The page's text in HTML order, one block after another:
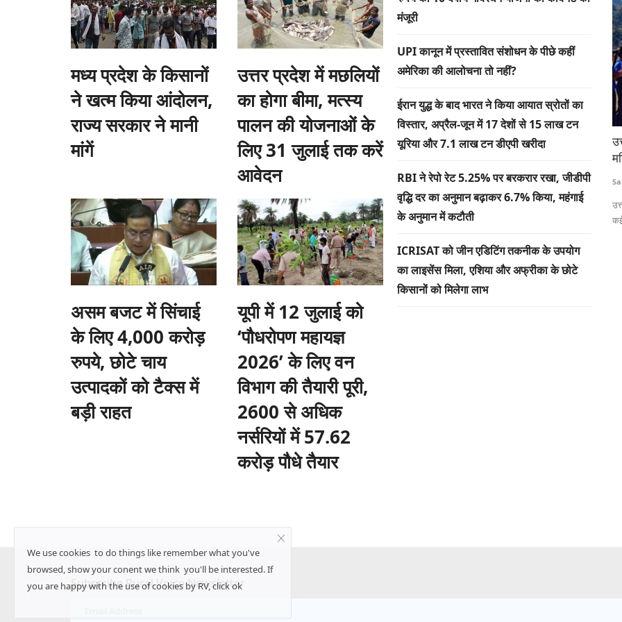
मध्य प्रदेश के किसानों
ने खत्म किया आंदोलन,
राज्य सरकार ने मानी
मांगें
उत्तर प्रदेश में मछलियों
का होगा बीमा, मत्स्य
पालन की योजनाओं के
लिए 31 जुलाई तक करें
आवेदन
असम बजट में सिंचाई
के लिए 4,000 करोड़
रुपये, छोटे चाय
उत्पादकों को टैक्स में
बड़ी राहत
यूपी में 12 जुलाई को
‘पौधरोपण महायज्ञ
2026’ के लिए वन
विभाग की तैयारी पूरी,
2600 से अधिक
नर्सरियों में 57.62
करोड़ पौधे तैयार
मंजूरी
UPI कानून में प्रस्तावित संशोधन के पीछे कहीं
अमेरिका की आलोचना तो नहीं?
ईरान युद्ध के बाद भारत ने किया आयात स्रोतों का
विस्तार, अप्रैल-जून में 17 देशों से 15 लाख टन
यूरिया और 7.1 लाख टन डीएपी खरीदा
RBI ने रेपो रेट 5.25% पर बरकरार रखा, जीडीपी
वृद्धि दर का अनुमान बढ़ाकर 6.7% किया, महंगाई
के अनुमान में कटौती
ICRISAT को जीन एडिटिंग तकनीक के उपयोग
का लाइसेंस मिला, एशिया और अफ्रीका के छोटे
किसानों को मिलेगा लाभ
स्थगित, पर्यावरण
तहत प्रस्तावित पेड़ों की कटाई
क्या एग्री स्टार्टअप शुरू करना चाहते हैं आप? नाबार्ड देगा
केंद्र सरकार स्टार्टअप और ग्रामीण उद्यमों को बढ़ावा देने के लिए 750 करोड़
रुपये...
उत्तराखंड के गांवों में बेटियों ने उठाया बल्ला, लोकप्रिय हो रहा
महिला क्रिकेट
Sanjeev Kandwal Jan 3, 2025
उत्तराखंड के सीढ़ीदार खेतों में अब महिला क्रिकेट प्रतियोगिताएं आम हो चली हैं।
कई...
Subscribe Rural Voice Newsletter
We use cookies to do things like remember what you've
browsed, show your conent we think you'll be interested. If
you are happy with the use of cookies by RV, click ok